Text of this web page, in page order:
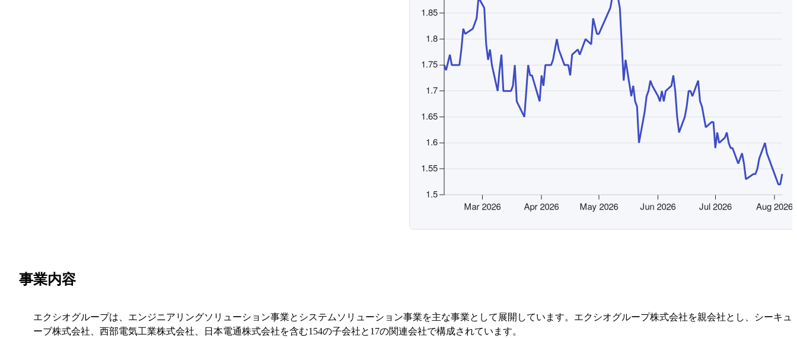
事業内容
エクシオグループは、エンジニアリングソリューション事業とシステムソリューション事業を主な事業として展開しています。エクシオグループ株式会社を親会社とし、シーキュ
ーブ株式会社、西部電気工業株式会社、日本電通株式会社を含む154の子会社と17の関連会社で構成されています。